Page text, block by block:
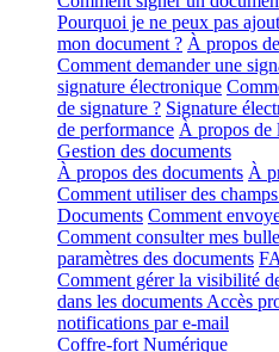
Pourquoi je ne peux pas
mon document ? À propos
Comment demander une
signature électronique
de signature ? Signature
de performance À propos de
Gestion des documents
À propos des documents À
Comment utiliser des
Documents Comment
Comment consulter mes
paramètres des documents
Comment gérer la visibilité
dans les documents Accès
notifications par e-mail
Coffre-fort Numérique